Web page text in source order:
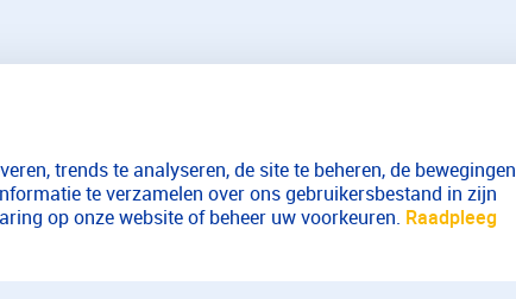
trends te analyseren, de site te beheren, de bewegingen
te verzamelen over ons gebruikersbestand in zijn
op onze website of beheer uw voorkeuren. Raadpleeg